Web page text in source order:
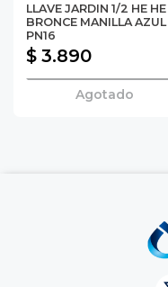
LLAVE JARDIN 1/2 HE HE
BRONCE MANILLA AZUL
PN16
$ 3.890
Agotado